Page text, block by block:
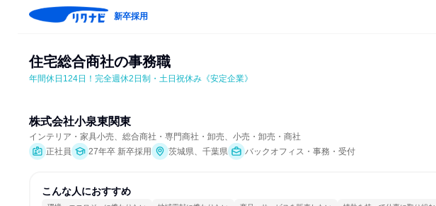
新卒採用
住宅総合商社の事務職
年間休日124日！完全週休2日制・土日祝休み《安定企業》
株式会社小泉東関東
インテリア・家具小売、総合商社・専門商社・卸売、小売・卸売・商社
正社員
27年卒 新卒採用 茨城県、千葉県 バックオフィス・事務・受付
こんな人におすすめ